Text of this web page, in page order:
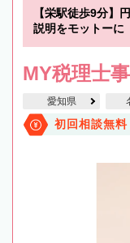
【栄駅徒歩9分】
説明をモットーに
MY税理士
愛知県
初回相談無料